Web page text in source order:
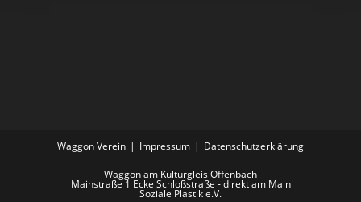
Waggon Verein Impressum Datenschutzerklärung
Waggon am Kulturgleis Offenbach
Mainstraße 1 Ecke Schloßstraße - direkt am Main
Soziale Plastik e.V.